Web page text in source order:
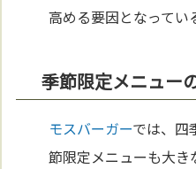
高める要因となってい
季節限定メニュー
モスバーガーでは、四
節限定メニューも大き